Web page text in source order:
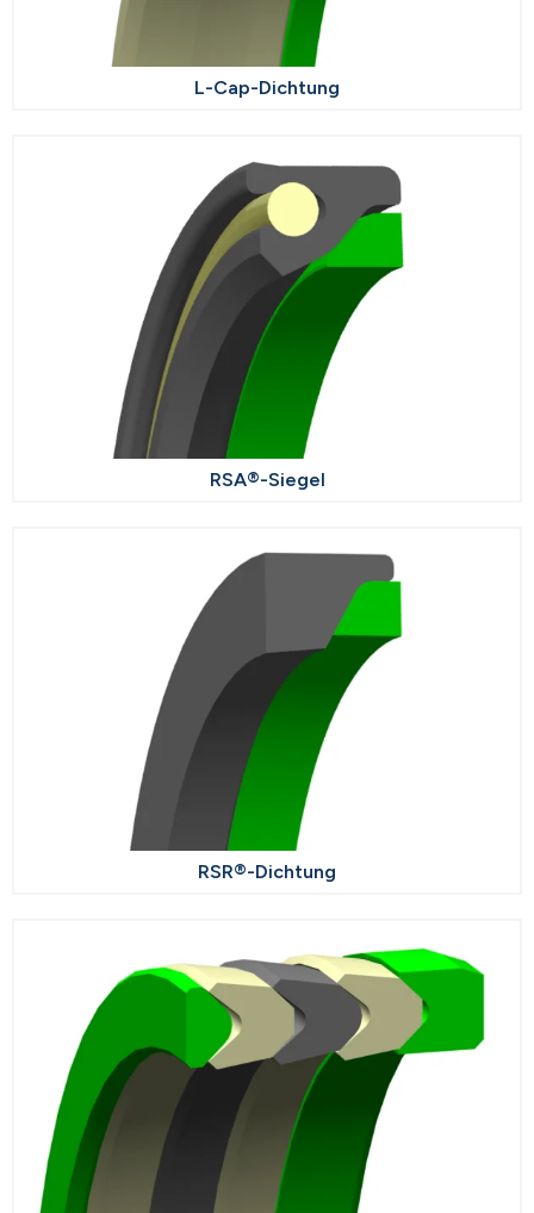
L-Cap-Dichtung
RSA®-Siegel
RSR®-Dichtung